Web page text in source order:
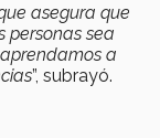
asegura que
sea
a
”, subrayó.